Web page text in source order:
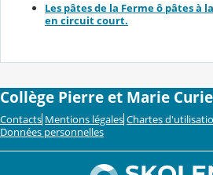
Les pâtes de la Ferme ô pâtes à
en circuit court.
Collège Pierre et Marie Curie
Contacts Mentions légales Chartes
Données personnelles